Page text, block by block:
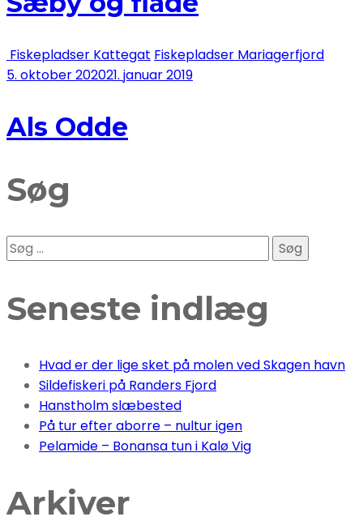
Fiskepladser Kattegat Fiskepladser Mariagerfjord
5. oktober 202021. januar 2019
Als Odde
Søg
Søg
efter:
Seneste indlæg
Hvad er der lige sket på molen ved Skagen havn
Sildefiskeri på Randers Fjord
Hanstholm slæbested
På tur efter aborre – nultur igen
Pelamide – Bonansa tun i Kalø Vig
Arkiver